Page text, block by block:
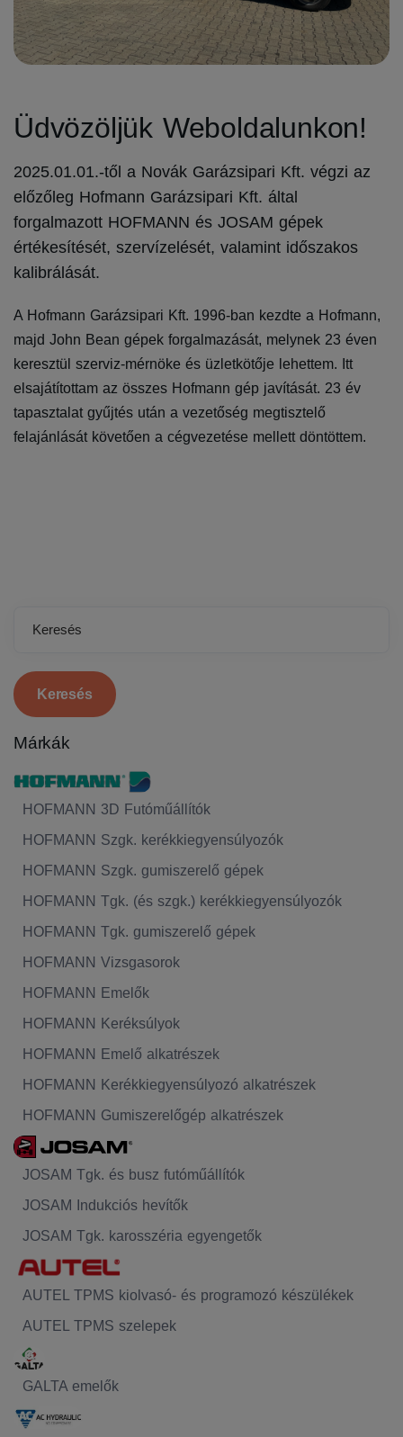
Üdvözöljük Weboldalunkon!
2025.01.01.-től a Novák Garázsipari Kft. végzi az
előzőleg Hofmann Garázsipari Kft. által
forgalmazott HOFMANN és JOSAM gépek
értékesítését, szervízelését, valamint időszakos
kalibrálását.
A Hofmann Garázsipari Kft. 1996-ban kezdte a Hofmann,
majd John Bean gépek forgalmazását, melynek 23 éven
keresztül szerviz-mérnöke és üzletkötője lehettem. Itt
elsajátítottam az összes Hofmann gép javítását. 23 év
tapasztalat gyűjtés után a vezetőség megtisztelő
felajánlását követően a cégvezetése mellett döntöttem.
Keresés
Márkák
HOFMANN 3D Futóműállítók
HOFMANN Szgk. kerékkiegyensúlyozók
HOFMANN Szgk. gumiszerelő gépek
HOFMANN Tgk. (és szgk.) kerékkiegyensúlyozók
HOFMANN Tgk. gumiszerelő gépek
HOFMANN Vizsgasorok
HOFMANN Emelők
HOFMANN Keréksúlyok
HOFMANN Emelő alkatrészek
HOFMANN Kerékkiegyensúlyozó alkatrészek
HOFMANN Gumiszerelőgép alkatrészek
JOSAM Tgk. és busz futóműállítók
JOSAM Indukciós hevítők
JOSAM Tgk. karosszéria egyengetők
AUTEL TPMS kiolvasó- és programozó készülékek
AUTEL TPMS szelepek
GALTA emelők